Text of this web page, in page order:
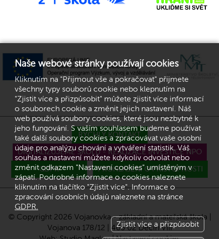
RYCHLÝ KONTAKT
DIGITALIZUJEME ŠKOLU - REALIZACE INVESTICE NPO
GDPR PROHLÁŠENÍ O PŘÍSTUPNOSTI
© Copyright 2026 Vojanovka - základní a mateřská škola |
Vojanova 178/12 | 405 02 Děčín VIII
Naše webové stránky používají cookies
Kliknutím na "Přijmout vše a pokračovat" přijmete
všechny typy souborů cookie nebo klepnutím na
"Zjistit více a přizpůsobit" můžete zjistit více informací
o souborech cookie a změnit jejich nastavení. Náš
web používá soubory cookies, které jsou nezbytné k
jeho fungování. S vaším souhlasem budeme používat
také další soubory cookies a zpracovávat vaše osobní
údaje pro analýzu chování a vytváření statistik. Váš
souhlas a nastavení můžete kdykoliv odvolat nebo
změnit odkazem "Nastavení cookies" umístěným v
zápatí. Podrobné informace o cookies naleznete
kliknutím na tlačítko "Zjistit více". Informace o
zpracování osobních údajů naleznete na stránce
GDPR.
Zjistit více a přizpůsobit